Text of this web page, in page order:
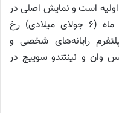
است و نمایش اصلی در
مراسم Tennocon در تاریخ ۱۵ تیر ماه (۶ جولای میلادی) رخ
رایانه‌های شخصی و
۴، اکس‌باکس وان و نینتندو سوییچ در